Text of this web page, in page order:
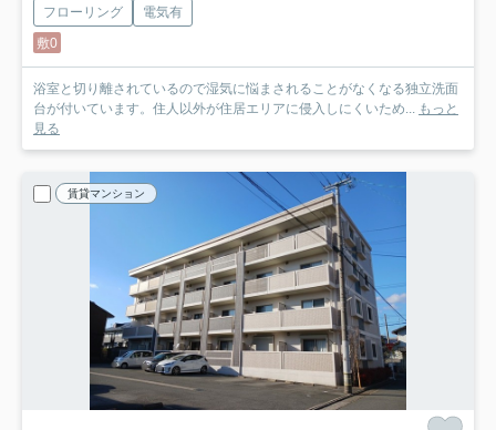
フローリング
電気有
敷0
浴室と切り離されているので湿気に悩まされることがなくなる独立洗面
台が付いています。住人以外が住居エリアに侵入しにくいため... もっと
見る
賃貸マンション